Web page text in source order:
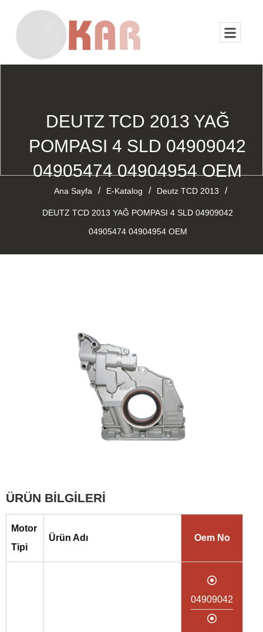
DEUTZ TCD 2013 YAĞ
POMPASI 4 SLD 04909042
04905474 04904954 OEM
Ana Sayfa / E-Katalog / Deutz TCD 2013 /
DEUTZ TCD 2013 YAĞ POMPASI 4 SLD 04909042
04905474 04904954 OEM
ÜRÜN BİLGİLERİ
Motor
Tipi
Ürün Adı Oem No
04909042